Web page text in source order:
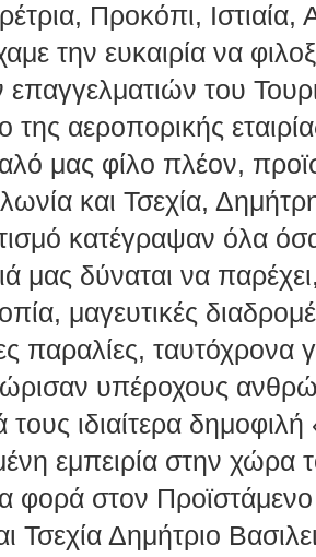
Προκόπι,
την ευκαιρία να
του
αεροπορικής
μας φίλο πλέον,
και Τσεχία,
κατέγραψαν όλα
μας δύναται να
μαγευτικές
παραλίες, ταυτόχρονα
υπέροχους
τους ιδιαίτερα
εμπειρία στην χώρα
φορά στον
Τσεχία Δημήτριο